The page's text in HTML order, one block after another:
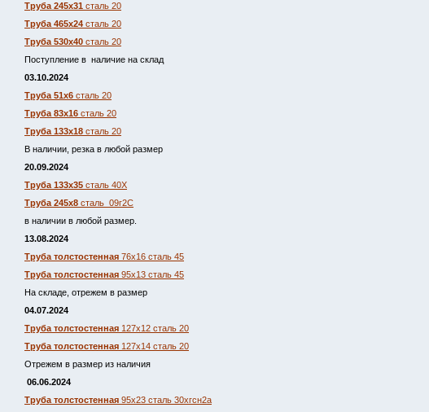
Труба 245х31 сталь 20
Труба 465х24 сталь 20
Труба 530х40 сталь 20
Поступление в наличие на склад
03.10.2024
Труба 51х6 сталь 20
Труба 83х16 сталь 20
Труба 133х18 сталь 20
В наличии, резка в любой размер
20.09.2024
Труба 133х35 сталь 40Х
Труба 245х8 сталь 09г2С
в наличии в любой размер.
13.08.2024
Труба толстостенная 76х16 сталь 45
Труба толстостенная 95х13 сталь 45
На складе, отрежем в размер
04.07.2024
Труба толстостенная 127х12 сталь 20
Труба толстостенная 127х14 сталь 20
Отрежем в размер из наличия
06.06.2024
Труба толстостенная 95х23 сталь 30хгсн2а